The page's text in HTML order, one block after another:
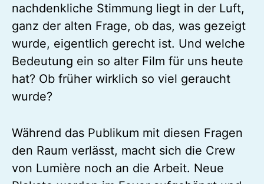
nachdenkliche Stimmung liegt in der Luft,
ganz der alten Frage, ob das, was gezeigt
wurde, eigentlich gerecht ist. Und welche
Bedeutung ein so alter Film für uns heute
hat? Ob früher wirklich so viel geraucht
wurde?
Während das Publikum mit diesen Fragen
den Raum verlässt, macht sich die Crew
von Lumière noch an die Arbeit. Neue